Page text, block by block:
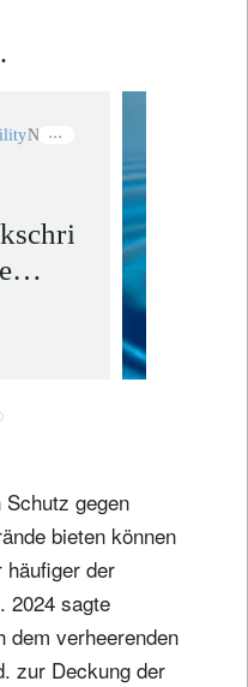
Netto-Null
gegen
bieten können
der
2024 sagte
dem verheerenden
zur Deckung der